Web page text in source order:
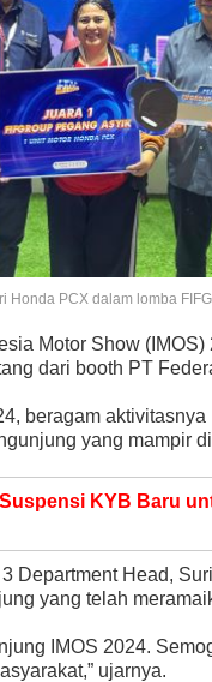
PCX dalam lomba
Motor Show
dari booth PT
beragam
yang mampir
KYB Baru
Department Head,
yang telah
IMOS 2024.
ujarnya.